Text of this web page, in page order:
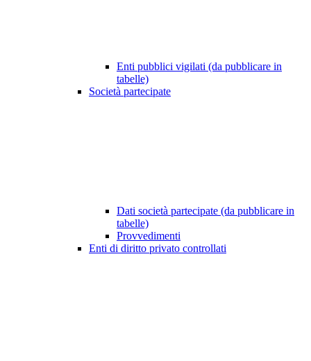
Enti pubblici vigilati (da pubblicare in
tabelle)
Società partecipate
Dati società partecipate (da pubblicare in
tabelle)
Provvedimenti
Enti di diritto privato controllati